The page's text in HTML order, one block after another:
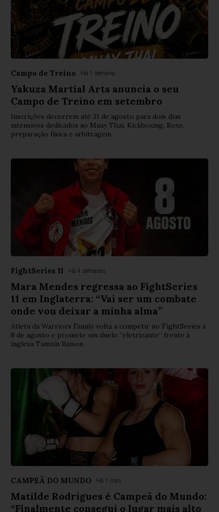
Campo de Treino Há 1 semana
Yakuza Martial Arts anuncia o seu
Campo de Treino em setembro
Inscrições decorrem até 31 de agosto para dois dias
intensivos dedicados ao Muay Thai, Kickboxing, Boxe,
preparação física e arbitragem
FightSeries 11 Há 4 semanas
Mara Mendes regressa ao FightSeries
11 em Inglaterra: “Vai ser um combate
onde vou deixar a minha alma”
Atleta da Warriors Family volta a competir no FightSeries a
8 de agosto e promete um duelo “eletrizante” frente à
inglesa Tamzin Raison
CAMPEÃ DO MUNDO Há 1 mês
Matilde Rodrigues é Campeã do Mundo:
“Finalmente consegui o lugar mais alto